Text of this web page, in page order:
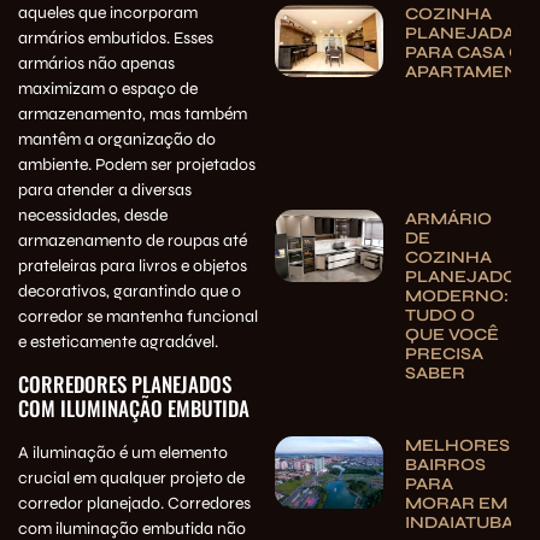
aqueles que incorporam
armários embutidos. Esses
armários não apenas
maximizam o espaço de
armazenamento, mas também
mantêm a organização do
ambiente. Podem ser projetados
para atender a diversas
necessidades, desde
armazenamento de roupas até
prateleiras para livros e objetos
decorativos, garantindo que o
corredor se mantenha funcional
e esteticamente agradável.
CORREDORES PLANEJADOS
COM ILUMINAÇÃO EMBUTIDA
A iluminação é um elemento
crucial em qualquer projeto de
corredor planejado. Corredores
com iluminação embutida não
COZINHA
PLANEJADA
PARA CASA OU
ARMÁRIO
DE
COZINHA
PLANEJADO
MODERNO:
TUDO O
QUE VOCÊ
PRECISA
SABER
MELHORES
BAIRROS
PARA
MORAR EM
INDAIATUBA